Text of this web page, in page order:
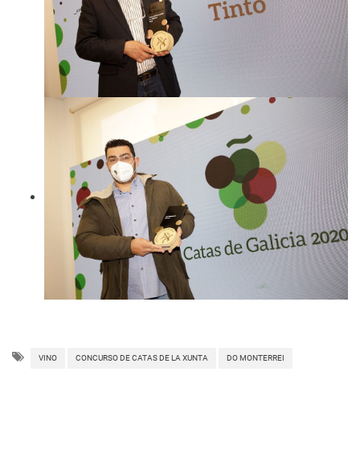
VINO CONCURSO DE CATAS DE LA XUNTA DO MONTERREI